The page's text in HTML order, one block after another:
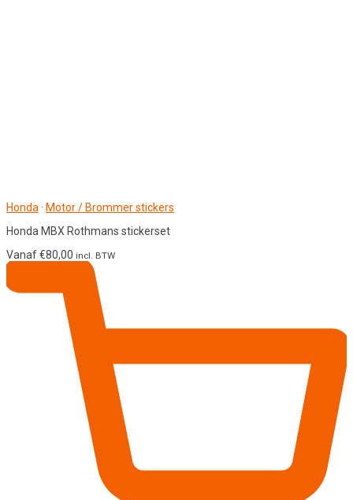
Honda · Motor / Brommer stickers
Honda MBX Rothmans stickerset
Vanaf€80,00 incl. BTW